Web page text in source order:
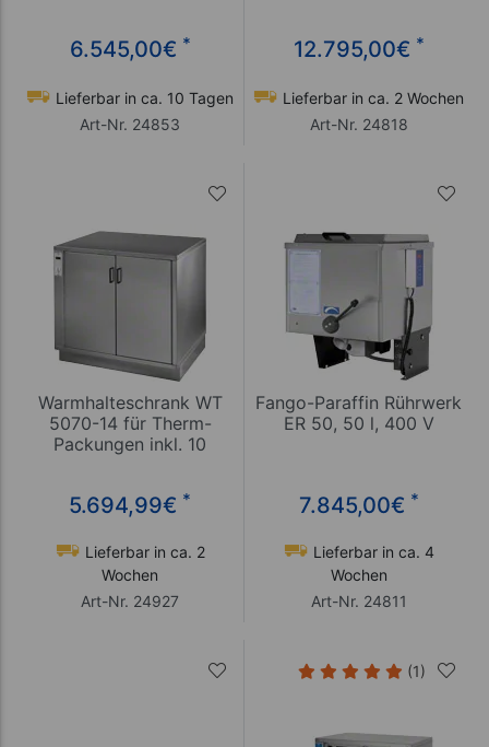
89x71x82
6.545,00€ *
Lieferbar in ca. 10 Tagen
Art-Nr. 24853
12.795,00€ *
Lieferbar in ca. 2 Wochen
Art-Nr. 24818
Warmhalteschrank WT
5070-14 für Therm-
Packungen inkl. 10
5.694,99€ *
Lieferbar in ca. 2
Wochen
Art-Nr. 24927
Fango-Paraffin Rührwerk
ER 50, 50 l, 400 V
7.845,00€ *
Lieferbar in ca. 4
Wochen
Art-Nr. 24811
(1)